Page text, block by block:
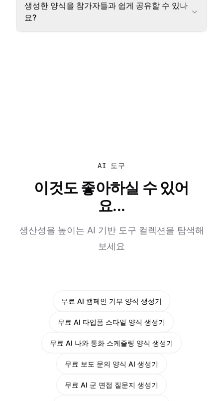
생성한 양식을 참가자들과 쉽게 공유할 수 있나
요?
AI 도구
이것도 좋아하실 수 있어
요...
생산성을 높이는 AI 기반 도구 컬렉션을 탐색해
보세요
무료 AI 캠페인 기부 양식 생성기
무료 AI 타입폼 스타일 양식 생성기
무료 AI 나와 통화 스케줄링 양식 생성기
무료 보도 문의 양식 AI 생성기
무료 AI 군 면접 질문지 생성기